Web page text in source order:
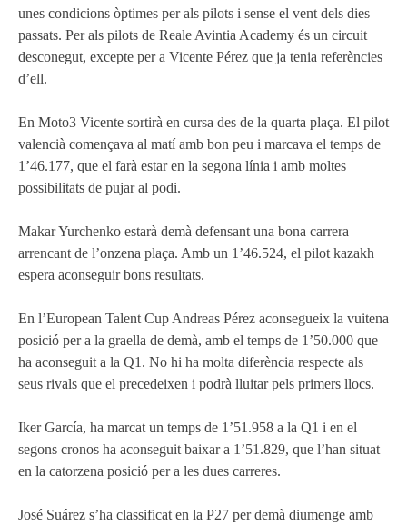
unes condicions òptimes per als pilots i sense el vent dels dies
passats. Per als pilots de Reale Avintia Academy és un circuit
desconegut, excepte per a Vicente Pérez que ja tenia referències
d’ell.
En Moto3 Vicente sortirà en cursa des de la quarta plaça. El pilot
valencià començava al matí amb bon peu i marcava el temps de
1’46.177, que el farà estar en la segona línia i amb moltes
possibilitats de pujar al podi.
Makar Yurchenko estarà demà defensant una bona carrera
arrencant de l’onzena plaça. Amb un 1’46.524, el pilot kazakh
espera aconseguir bons resultats.
En l’European Talent Cup Andreas Pérez aconsegueix la vuitena
posició per a la graella de demà, amb el temps de 1’50.000 que
ha aconseguit a la Q1. No hi ha molta diferència respecte als
seus rivals que el precedeixen i podrà lluitar pels primers llocs.
Iker García, ha marcat un temps de 1’51.958 a la Q1 i en el
segons cronos ha aconseguit baixar a 1’51.829, que l’han situat
en la catorzena posició per a les dues carreres.
José Suárez s’ha classificat en la P27 per demà diumenge amb